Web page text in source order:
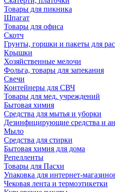
Товары для пикника
Шпагат
Товары для офиса
Скотч
Грунты, горшки и пакеты для
Крышки
Хозяйственные мелочи
Фольга, товары для запекания
Свечи
Контейнеры для СВЧ
Товары для мед. учреждений
Бытовая химия
Средства для мытья и уборки
Дезинфицирующие средства и
Мыло
Средства для стирки
Бытовая химия для дома
Репелленты
Товары для Пасхи
Упаковка для интернет-
Чековая лента и термоэтикетки